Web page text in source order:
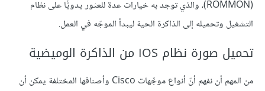
(ROMMON)، والذي توجد به خيارات عدة للعثور يدويًّا على نظام
التشغيل وتحميله إلى الذاكرة الحية ليبدأ الموجّه في العمل.
تحميل صورة نظام IOS من الذاكرة الوميضية
من المهم أن نفهم أنّ أنواع موجِّهات Cisco وأصنافها المختلفة يمكن أن